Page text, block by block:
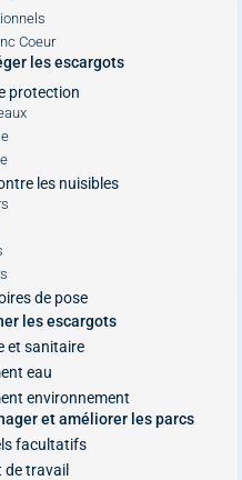
Coeur
les escargots
protection
les nuisibles
de pose
les escargots
et sanitaire
eau
environnement
et améliorer les parcs
facultatifs
travail